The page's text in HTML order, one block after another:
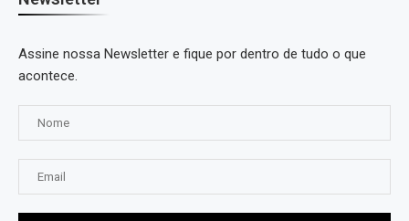
Assine nossa Newsletter e fique por dentro de tudo o que
acontece.